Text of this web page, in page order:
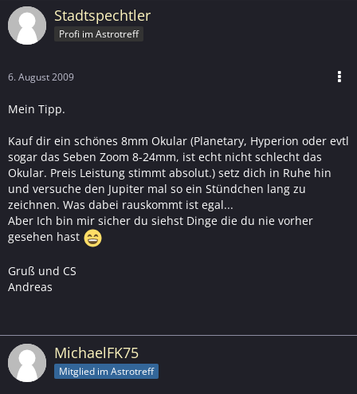
Stadtspechtler
Profi im Astrotreff
6. August 2009
Mein Tipp.
Kauf dir ein schönes 8mm Okular (Planetary, Hyperion oder evtl
sogar das Seben Zoom 8-24mm, ist echt nicht schlecht das
Okular. Preis Leistung stimmt absolut.) setz dich in Ruhe hin
und versuche den Jupiter mal so ein Stündchen lang zu
zeichnen. Was dabei rauskommt ist egal...
Aber Ich bin mir sicher du siehst Dinge die du nie vorher
gesehen hast
Gruß und CS
Andreas
MichaelFK75
Mitglied im Astrotreff